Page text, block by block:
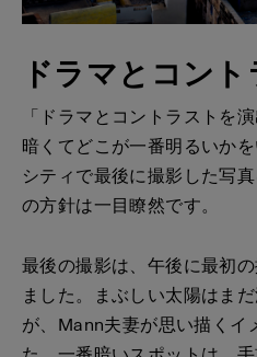
ドラマとコン
「ドラマとコントラストを
暗くてどこが一番明るいか
シティで最後に撮影した写
の方針は一目瞭然です。
最後の撮影は、午後に最初
ました。まぶしい太陽はま
が、Mann夫妻が思い描くイ